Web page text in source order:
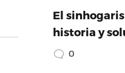
El
historia y
0